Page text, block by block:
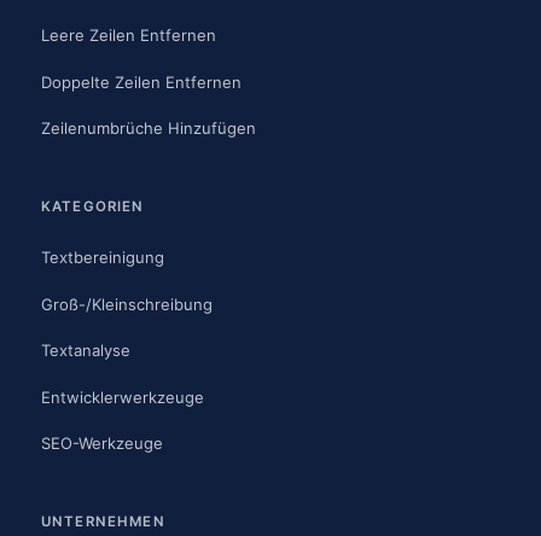
Leere Zeilen Entfernen
Doppelte Zeilen Entfernen
Zeilenumbrüche Hinzufügen
KATEGORIEN
Textbereinigung
Groß-/Kleinschreibung
Textanalyse
Entwicklerwerkzeuge
SEO-Werkzeuge
UNTERNEHMEN